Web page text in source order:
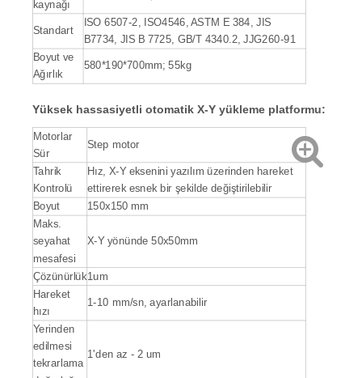
kaynağı
Standart
ISO 6507-2, ISO4546, ASTM E 384, JIS
B7734, JIS B 7725, GB/T 4340.2, JJG260-91
Boyut ve
Ağırlık
580*190*700mm; 55kg
Yüksek hassasiyetli otomatik X-Y yükleme platformu:
Motorlar
Sür
Step motor
Tahrik
Kontrolü
Hız, X-Y eksenini yazılım üzerinden hareket
ettirerek esnek bir şekilde değiştirilebilir
Boyut
150x150 mm
Maks.
seyahat
mesafesi
X-Y yönünde 50x50mm
Çözünürlük1um
Hareket
hızı
1-10 mm/sn, ayarlanabilir
Yerinden
edilmesi
tekrarlama
1'den az - 2 um